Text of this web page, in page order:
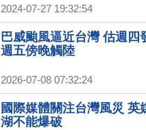
2024-07-27 19:32:54
巴威颱風逼近台灣 估週四
週五傍晚觸陸
2026-07-08 07:32:24
國際媒體關注台灣風災 英
湖不能爆破